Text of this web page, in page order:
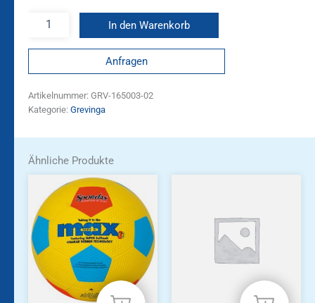
In den Warenkorb
Anfragen
Artikelnummer: GRV-165003-02
Kategorie: Grevinga
Ähnliche Produkte